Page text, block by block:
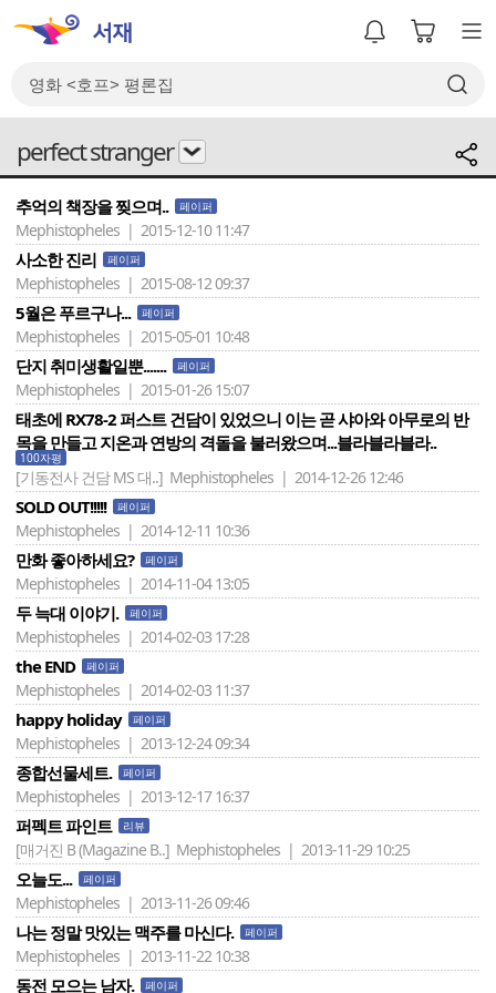
perfect stranger
추억의 책장을 찢으며.. 페이퍼
Mephistopheles | 2015-12-10 11:47
사소한 진리 페이퍼
Mephistopheles | 2015-08-12 09:37
5월은 푸르구나... 페이퍼
Mephistopheles | 2015-05-01 10:48
단지 취미생활일뿐....... 페이퍼
Mephistopheles | 2015-01-26 15:07
태초에 RX78-2 퍼스트 건담이 있었으니 이는 곧 샤아와 아무로의 반
목을 만들고 지온과 연방의 격돌을 불러왔으며...블라블라블라..
100자평
[기동전사 건담 MS 대..] Mephistopheles | 2014-12-26 12:46
SOLD OUT!!!!! 페이퍼
Mephistopheles | 2014-12-11 10:36
만화 좋아하세요? 페이퍼
Mephistopheles | 2014-11-04 13:05
두 늑대 이야기. 페이퍼
Mephistopheles | 2014-02-03 17:28
the END 페이퍼
Mephistopheles | 2014-02-03 11:37
happy holiday 페이퍼
Mephistopheles | 2013-12-24 09:34
종합선물세트. 페이퍼
Mephistopheles | 2013-12-17 16:37
퍼펙트 파인트 리뷰
[매거진 B (Magazine B..] Mephistopheles | 2013-11-29 10:25
오늘도... 페이퍼
Mephistopheles | 2013-11-26 09:46
나는 정말 맛있는 맥주를 마신다. 페이퍼
Mephistopheles | 2013-11-22 10:38
동전 모으는 남자. 페이퍼